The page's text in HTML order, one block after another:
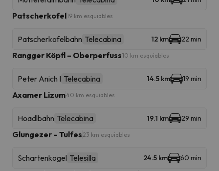
Patscherkofel19 km esquiables
Patscherkofelbahn Telecabina 12 km 22 min
Rangger Köpfl – Oberperfuss10 km esquiables
Peter Anich I Telecabina 14.5 km 19 min
Axamer Lizum40 km esquiables
Hoadlbahn Telecabina 19.1 km 29 min
Glungezer – Tulfes 23 km esquiables
Schartenkogel Telesilla 24.5 km 60 min